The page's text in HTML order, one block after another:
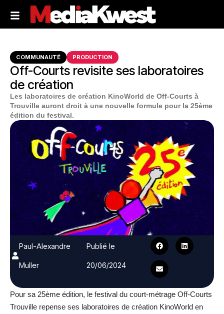
COMMUNAUTÉ PRODUCTION
Off-Courts revisite ses laboratoires
de création
Les laboratoires de création KinoWorld de Off-Courts à
Trouville auront droit à une nouvelle formule pour la 25ème
édition du festival.
Paul-Alexandre
Muller
Publié le
20/06/2024
Pour sa 25ème édition, le festival du court-métrage Off-Courts
Trouville repense ses laboratoires de création KinoWorld en